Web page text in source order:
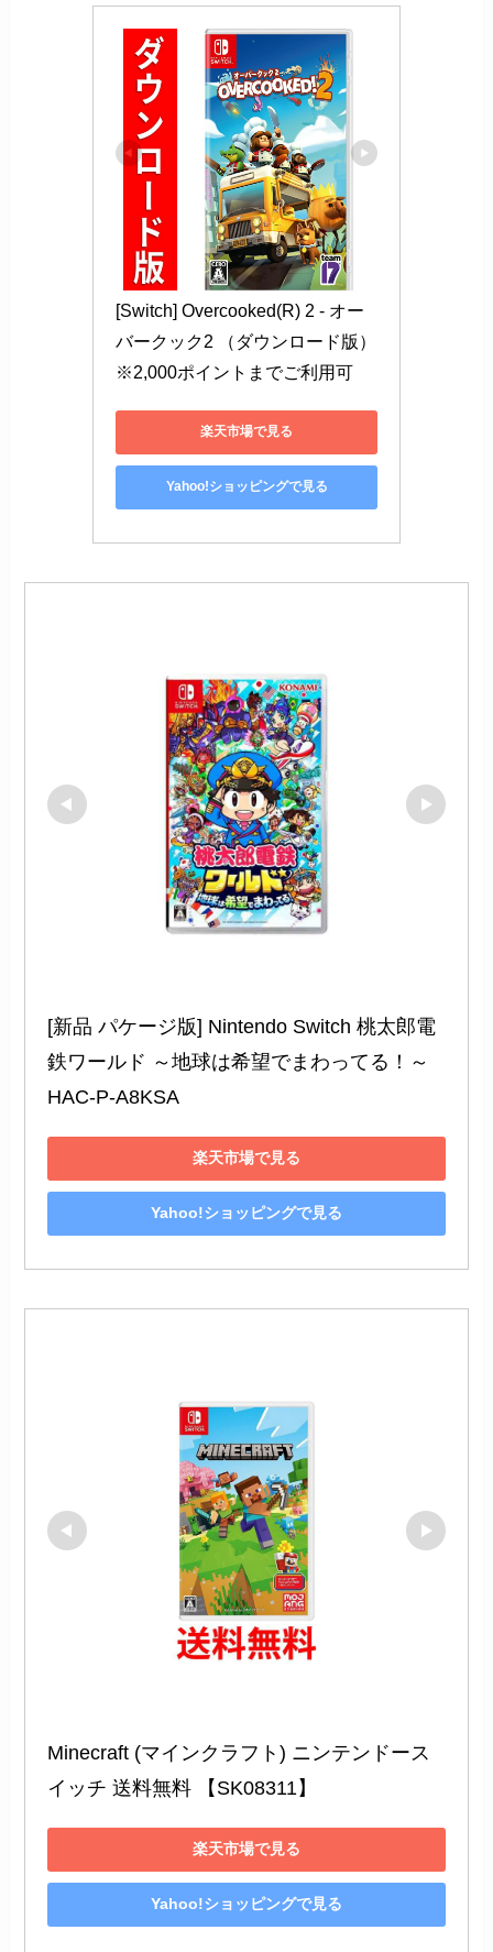
[Switch] Overcooked(R) 2 - オー
バークック2 （ダウンロード版）
※2,000ポイントまでご利用可
楽天市場で見る
Yahoo!ショッピングで見る
[新品 パケージ版] Nintendo Switch 桃太郎電
鉄ワールド ～地球は希望でまわってる！～
HAC-P-A8KSA
楽天市場で見る
Yahoo!ショッピングで見る
Minecraft (マインクラフト) ニンテンドース
イッチ 送料無料 【SK08311】
楽天市場で見る
Yahoo!ショッピングで見る